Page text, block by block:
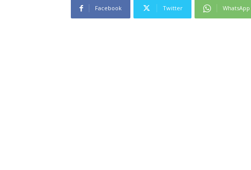
Facebook Twitter WhatsApp